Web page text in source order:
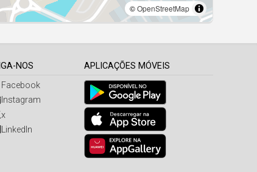
NOS
Facebook
Instagram
x
LinkedIn
APLICAÇÕES MÓVEIS